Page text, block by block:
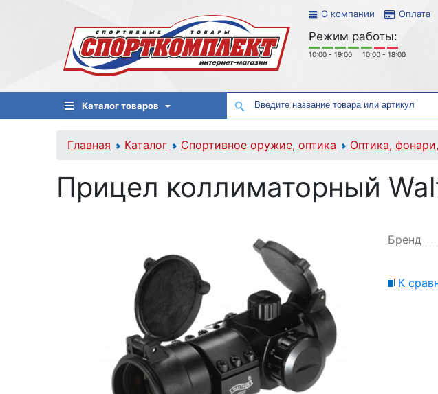
О компании Оплата
Режим работы:
10:00 - 19:00 10:00 - 18:00
Каталог товаров
Главная Каталог Спортивное оружие, оптика Оптика,
Прицел коллиматорный
Бренд
К